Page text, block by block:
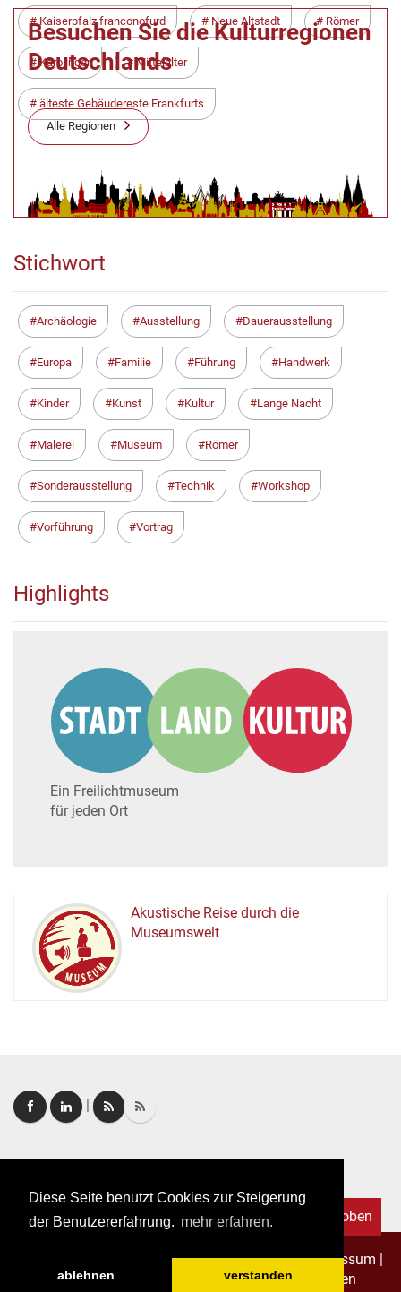
Diese Seite benutzt Cookies zur Steigerung
der Benutzererfahrung. mehr erfahren.
ablehnen verstanden
Kaiserpfalz franconofurd Neue Altstadt Römer
Karolinger Mittelalter
älteste Gebäudereste Frankfurts
Besuchen Sie die Kulturregionen
Deutschlands
Alle Regionen
Stichwort
Archäologie Ausstellung Dauerausstellung
Europa Familie Führung Handwerk
Kinder Kunst Kultur Lange Nacht
Malerei Museum Römer
Sonderausstellung Technik Workshop
Vorführung Vortrag
Highlights
Ein Freilichtmuseum
für jeden Ort
MUSEUM
Akustische Reise durch die
Museumswelt
Copyright © 2026. Alle Rechte vorbehalten.–Impressum |
Datenschutz
Allgemeine Geschäftsbedingungen
Nach oben